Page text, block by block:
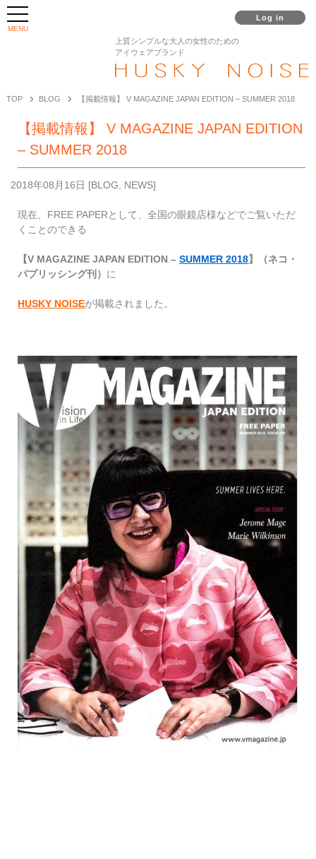
Log in
MENU
上質シンプルな大人の女性のための
アイウェアブランド
TOP BLOG 【掲載情報】 V MAGAZINE JAPAN EDITION – SUMMER 2018
【掲載情報】 V MAGAZINE JAPAN EDITION
– SUMMER 2018
2018年08月16日 [BLOG NEWS]
現在、FREE PAPERとして、全国の眼鏡店様などでご覧いただ
くことのできる
【V MAGAZINE JAPAN EDITION –SUMMER 2018】（ネコ・
パプリッシング刊） に
HUSKY NOISEが掲載されました。